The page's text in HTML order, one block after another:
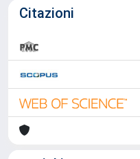
Citazioni